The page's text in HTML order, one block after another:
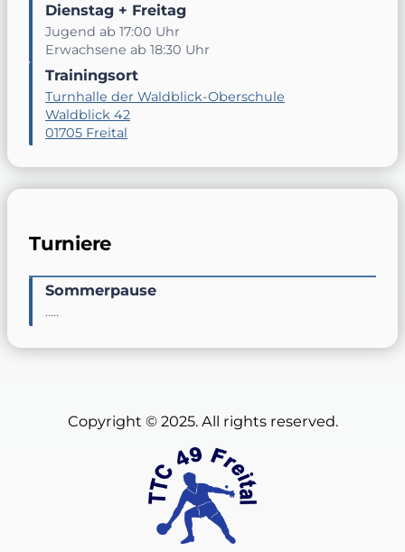
Dienstag + Freitag
Jugend ab 17:00 Uhr
Erwachsene ab 18:30 Uhr
Trainingsort
Turnhalle der Waldblick-Oberschule
Waldblick 42
01705 Freital
Turniere
Sommerpause
…..
Copyright © 2025. All rights reserved.